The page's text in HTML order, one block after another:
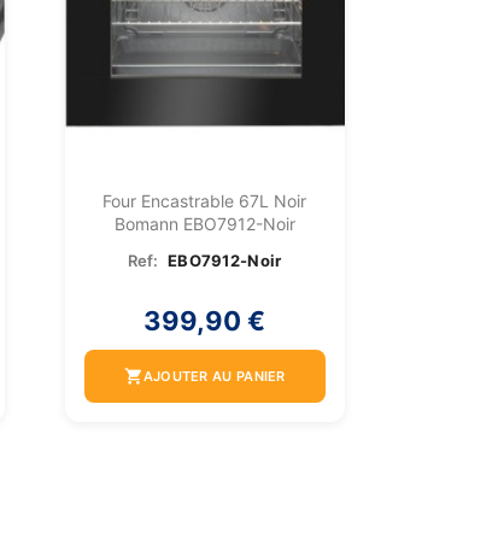
Four Encastrable 67L Noir
Bomann EBO7912-Noir
Ref: EBO7912-Noir
399,90 €
shopping_cartAJOUTER AU PANIER